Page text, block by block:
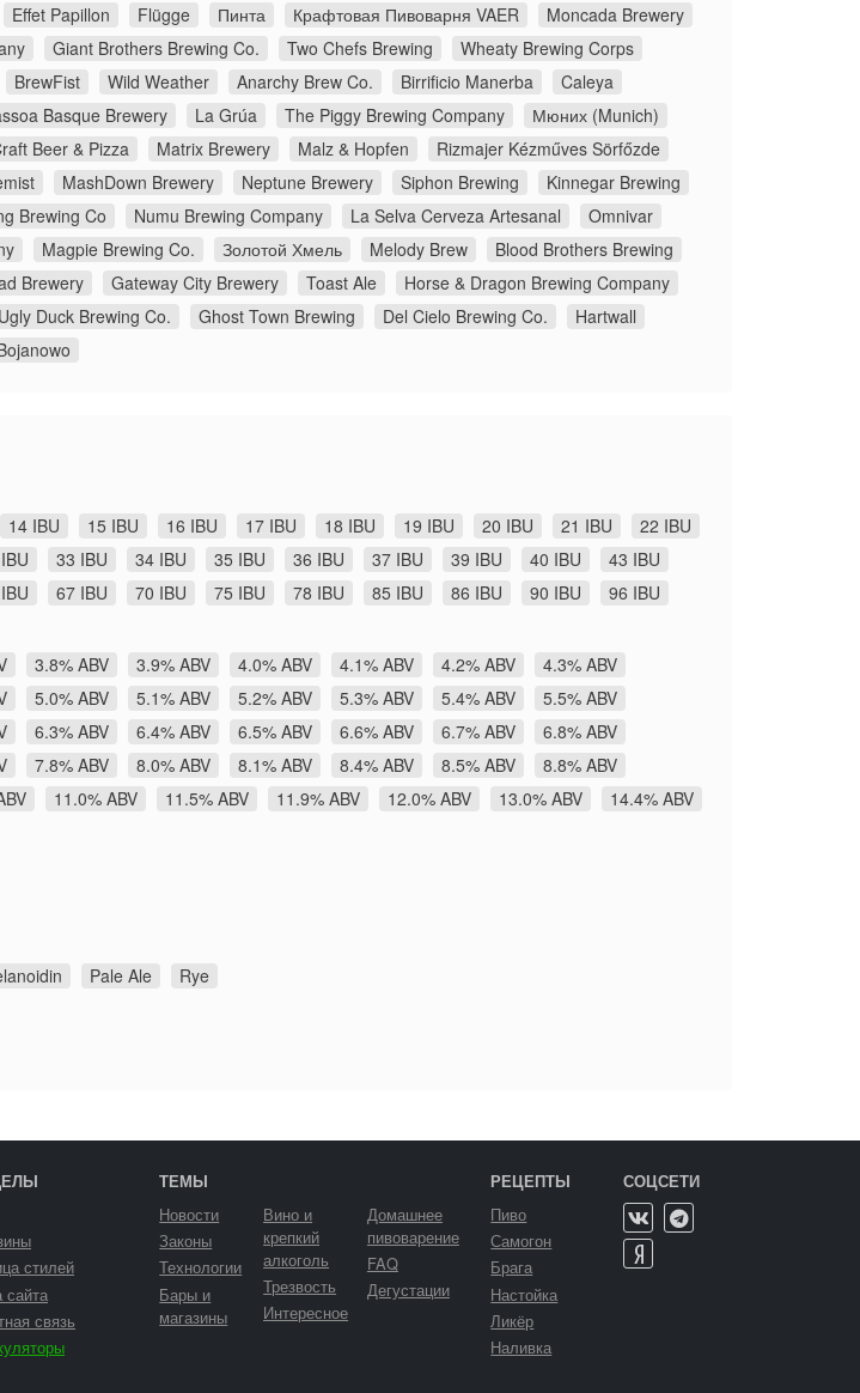
Effet Papillon Flügge Пинта Крафтовая Пивоварня VAER
Moncada Brewery
Giant Brothers Brewing Co. Two Chefs Brewing
Wheaty Brewing Corps
BrewFist Wild Weather Anarchy Brew Co. Birrificio Manerba
Caleya
Basque Brewery La Grúa The Piggy Brewing Company
Мюних (Munich)
Beer & Pizza Matrix Brewery Malz & Hopfen
Rizmajer Kézműves Sörfőzde
MashDown Brewery Neptune Brewery Siphon Brewing
Kinnegar Brewing
Brewing Co Numu Brewing Company La Selva Cerveza Artesanal
Omnivar
Magpie Brewing Co. Золотой Хмель Melody Brew
Blood Brothers Brewing
Brewery Gateway City Brewery Toast Ale
Horse & Dragon Brewing Company
Ugly Duck Brewing Co. Ghost Town Brewing Del Cielo Brewing Co.
Hartwall
14 IBU 15 IBU 16 IBU 17 IBU 18 IBU 19 IBU 20 IBU 21 IBU
22 IBU
33 IBU 34 IBU 35 IBU 36 IBU 37 IBU 39 IBU 40 IBU
43 IBU
67 IBU 70 IBU 75 IBU 78 IBU 85 IBU 86 IBU 90 IBU
96 IBU
3.8% ABV 3.9% ABV 4.0% ABV 4.1% ABV 4.2% ABV
4.3% ABV
5.0% ABV 5.1% ABV 5.2% ABV 5.3% ABV 5.4% ABV
5.5% ABV
6.3% ABV 6.4% ABV 6.5% ABV 6.6% ABV 6.7% ABV
6.8% ABV
7.8% ABV 8.0% ABV 8.1% ABV 8.4% ABV 8.5% ABV
8.8% ABV
11.0% ABV 11.5% ABV 11.9% ABV 12.0% ABV 13.0% ABV
14.4% ABV
Pale Ale
Rye
стилей
сайта
связь
ТЕМЫ
Новости
Законы
Технологии
Бары и
магазины
Вино и
крепкий
алкоголь
Трезвость
Интересное
Домашнее
пивоварение
FAQ
Дегустации
РЕЦЕПТЫ
Пиво
Самогон
Брага
Настойка
Ликёр
Наливка
СОЦСЕТИ